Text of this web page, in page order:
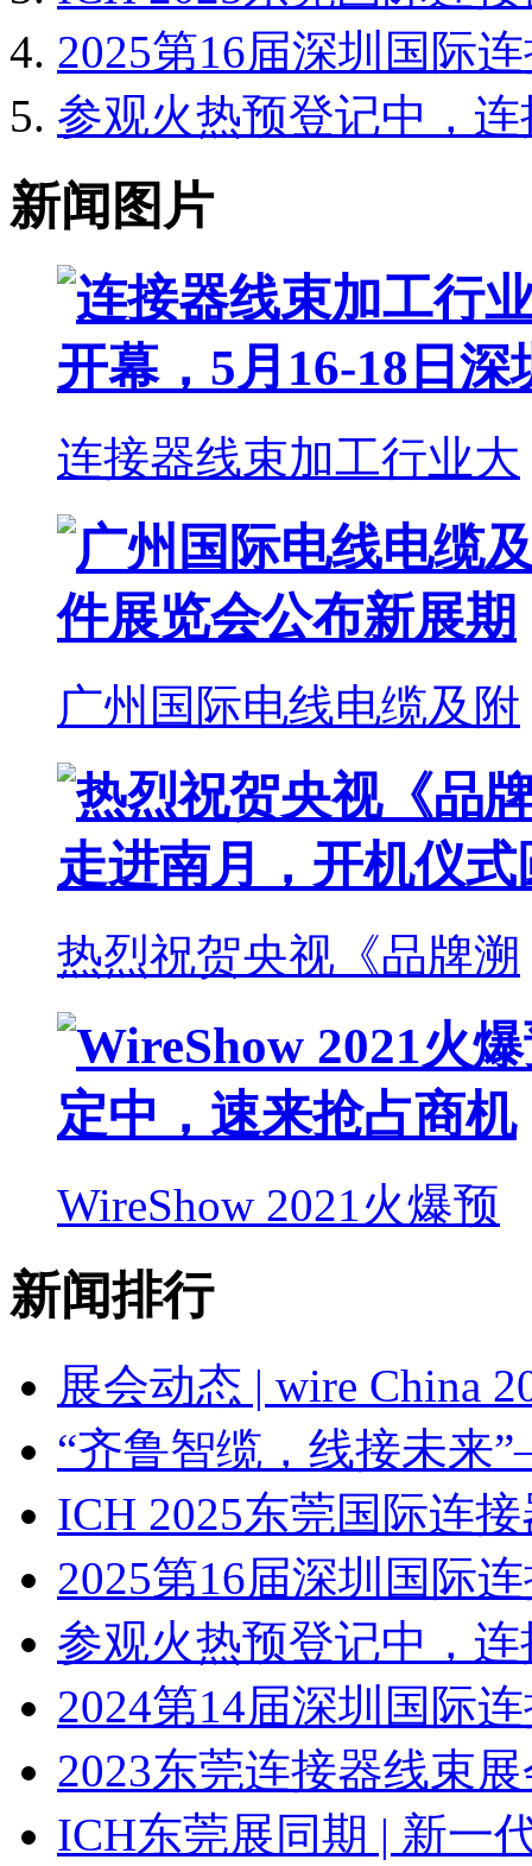
2025第16届深圳国际
参观火热预登记中，
新闻图片
连接器线束加工行业大
广州国际电线电缆及附
热烈祝贺央视《品牌溯
WireShow 2021火爆预
新闻排行
展会动态 | wire China
“齐鲁智缆，线接未来
ICH 2025东莞国际连
2025第16届深圳国际
参观火热预登记中，
2024第14届深圳国际
2023东莞连接器线束
ICH东莞展同期 | 新一